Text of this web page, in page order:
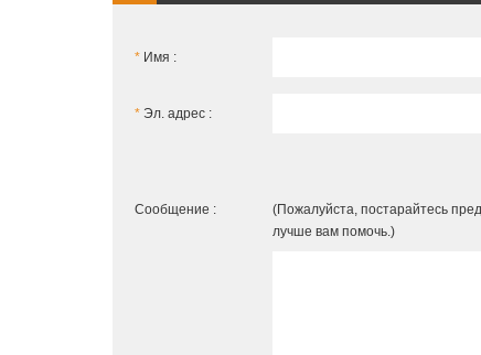
* Имя :
* Эл. адрес :
Сообщение :
(Пожалуйста, постарайтесь
лучше вам помочь.)